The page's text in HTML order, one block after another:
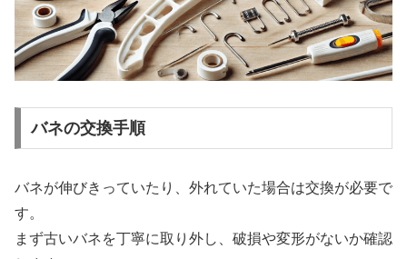
バネの交換手順
バネが伸びきっていたり、外れていた場合は交換が必要で
す。
まず古いバネを丁寧に取り外し、破損や変形がないか確認